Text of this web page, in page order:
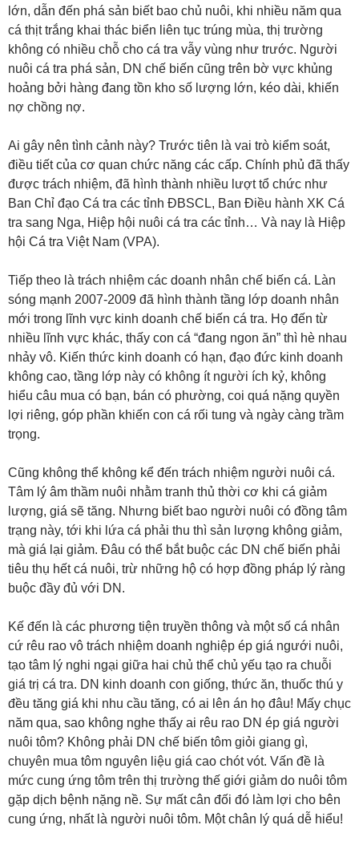
lớn, dẫn đến phá sản biết bao chủ nuôi, khi nhiều năm qua
cá thịt trắng khai thác biển liên tục trúng mùa, thị trường
không có nhiều chỗ cho cá tra vẫy vùng như trước. Người
nuôi cá tra phá sản, DN chế biến cũng trên bờ vực khủng
hoảng bởi hàng đang tồn kho số lượng lớn, kéo dài, khiến
nợ chồng nợ.
Ai gây nên tình cảnh này? Trước tiên là vai trò kiểm soát,
điều tiết của cơ quan chức năng các cấp. Chính phủ đã thấy
được trách nhiệm, đã hình thành nhiều lượt tổ chức như
Ban Chỉ đạo Cá tra các tỉnh ĐBSCL, Ban Điều hành XK Cá
tra sang Nga, Hiệp hội nuôi cá tra các tỉnh… Và nay là Hiệp
hội Cá tra Việt Nam (VPA).
Tiếp theo là trách nhiệm các doanh nhân chế biến cá. Làn
sóng mạnh 2007-2009 đã hình thành tầng lớp doanh nhân
mới trong lĩnh vực kinh doanh chế biến cá tra. Họ đến từ
nhiều lĩnh vực khác, thấy con cá “đang ngon ăn” thì hè nhau
nhảy vô. Kiến thức kinh doanh có hạn, đạo đức kinh doanh
không cao, tầng lớp này có không ít người ích kỷ, không
hiểu câu mua có bạn, bán có phường, coi quá nặng quyền
lợi riêng, góp phần khiến con cá rối tung và ngày càng trầm
trọng.
Cũng không thể không kể đến trách nhiệm người nuôi cá.
Tâm lý âm thầm nuôi nhằm tranh thủ thời cơ khi cá giảm
lượng, giá sẽ tăng. Nhưng biết bao người nuôi có đồng tâm
trạng này, tới khi lứa cá phải thu thì sản lượng không giảm,
mà giá lại giảm. Đâu có thể bắt buộc các DN chế biến phải
tiêu thụ hết cá nuôi, trừ những hộ có hợp đồng pháp lý ràng
buộc đầy đủ với DN.
Kế đến là các phương tiện truyền thông và một số cá nhân
cứ rêu rao vô trách nhiệm doanh nghiệp ép giá ngưới nuôi,
tạo tâm lý nghi ngại giữa hai chủ thể chủ yếu tạo ra chuỗi
giá trị cá tra. DN kinh doanh con giống, thức ăn, thuốc thú y
đều tăng giá khi nhu cầu tăng, có ai lên án họ đâu! Mấy chục
năm qua, sao không nghe thấy ai rêu rao DN ép giá người
nuôi tôm? Không phải DN chế biến tôm giỏi giang gì,
chuyên mua tôm nguyên liệu giá cao chót vót. Vấn đề là
mức cung ứng tôm trên thị trường thế giới giảm do nuôi tôm
gặp dịch bệnh nặng nề. Sự mất cân đối đó làm lợi cho bên
cung ứng, nhất là người nuôi tôm. Một chân lý quá dễ hiểu!